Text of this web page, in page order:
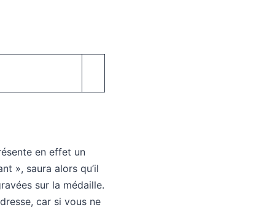
en effet un
», saura alors qu’il
sur la médaille.
car si vous ne